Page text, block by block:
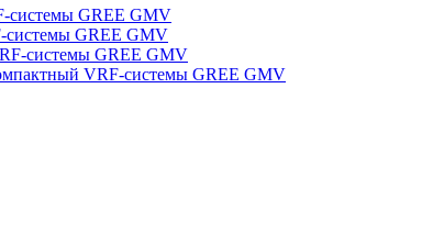
системы GREE GMV
системы GREE GMV
системы GREE GMV
VRF-системы GREE GMV